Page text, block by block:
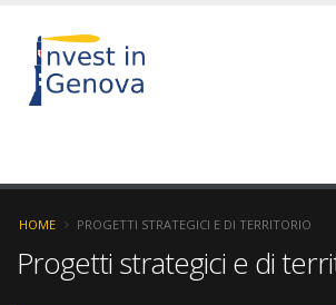
HOME PROGETTI STRATEGICI E DI TERRITORIO
Progetti strategici e di